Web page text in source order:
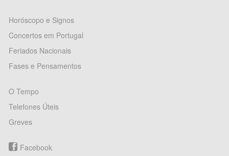
Horóscopo e Signos
Concertos em Portugal
Feriados Nacionais
Fases e Pensamentos
O Tempo
Telefones Úteis
Greves
Facebook